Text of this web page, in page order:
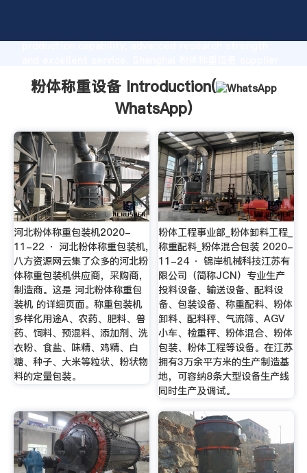
production capability, advanced research strength
粉体称重设备 Introduction(
WhatsApp)
河北粉体称重包装机2020-
11-22 · 河北粉体称重包装机,
八方资源网云集了众多的河北粉
体称重包装机供应商，采购商，
制造商。这是 河北粉体称重包
装机 的详细页面。称重包装机
多样化用途A、农药、肥料、兽
药、饲料、预混料、添加剂、洗
衣粉、食盐、味精、鸡精、白
糖、种子、大米等粒状、粉状物
料的定量包装。
粉体工程事业部_粉体卸料工程_
称重配料_粉体混合包装 2020-
11-24 · 锦岸机械科技江苏有
限公司（简称JCN）专业生产
投料设备、输送设备、配料设
备、包装设备、称重配料、粉体
卸料、配料秤、气流筛、AGV
小车、检重秤、粉体混合、粉体
包装、粉体工程等设备。在江苏
拥有3万余平方米的生产制造基
地，可容纳8条大型设备生产线
同时生产及调试。